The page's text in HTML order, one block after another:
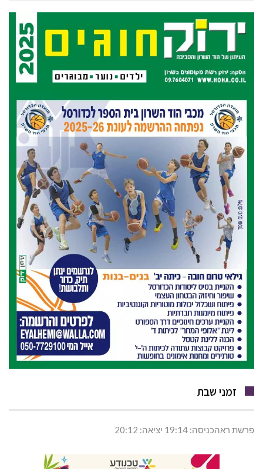
זמני שבת
פרשת ראהכניסה: 19:14 יציאה: 20:12